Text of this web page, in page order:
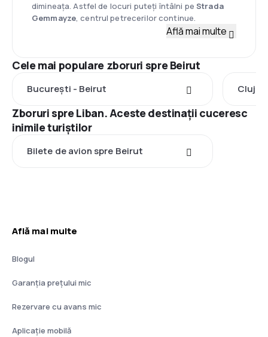
dimineața. Astfel de locuri puteți întâlni pe Strada
Gemmayze, centrul petrecerilor continue.
Află mai multe
Cele mai populare zboruri spre Beirut
București - Beirut Cluj-
Zboruri spre Liban. Aceste destinații cuceresc
inimile turiștilor
Bilete de avion spre Beirut
Află mai multe
Blogul
Garanția prețului mic
Rezervare cu avans mic
Aplicație mobilă